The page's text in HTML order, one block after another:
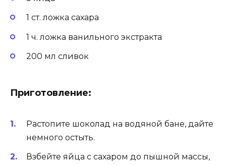
1 ст. ложка сахара
1 ч. ложка ванильного экстракта
200 мл сливок
Приготовление:
Растопите шоколад на водяной бане, дайте
немного остыть.
Взбейте яйца с сахаром до пышной массы,